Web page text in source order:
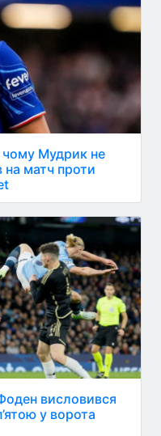
Мудрик не
на матч проти
висловився
у ворота